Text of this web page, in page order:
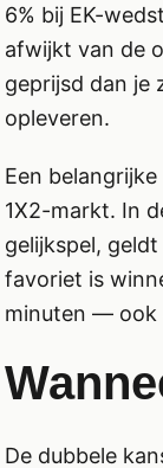
6% bij EK-
afwijkt van de
geprijsd dan je
opleveren.
Een
1X2-markt. In
gelijkspel,
favoriet is
minuten — ook
De dubbele